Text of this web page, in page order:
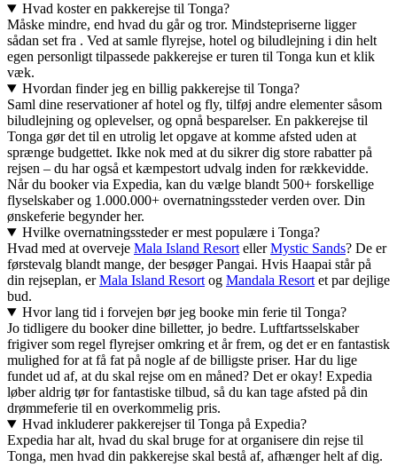
Hvad koster en pakkerejse til Tonga?
Måske mindre, end hvad du går og tror. Mindstepriserne ligger
sådan set fra . Ved at samle flyrejse, hotel og biludlejning i din helt
egen personligt tilpassede pakkerejse er turen til Tonga kun et klik
væk.
Hvordan finder jeg en billig pakkerejse til Tonga?
Saml dine reservationer af hotel og fly, tilføj andre elementer såsom
biludlejning og oplevelser, og opnå besparelser. En pakkerejse til
Tonga gør det til en utrolig let opgave at komme afsted uden at
sprænge budgettet. Ikke nok med at du sikrer dig store rabatter på
rejsen – du har også et kæmpestort udvalg inden for rækkevidde.
Når du booker via Expedia, kan du vælge blandt 500+ forskellige
flyselskaber og 1.000.000+ overnatningssteder verden over. Din
ønskeferie begynder her.
Hvilke overnatningssteder er mest populære i Tonga?
Hvad med at overveje Mala Island Resort ellerMystic Sands? De er
førstevalg blandt mange, der besøger Pangai. Hvis Haapai står på
din rejseplan, erMala Island Resort og Mandala Resort et par dejlige
bud.
Hvor lang tid i forvejen bør jeg booke min ferie til Tonga?
Jo tidligere du booker dine billetter, jo bedre. Luftfartsselskaber
frigiver som regel flyrejser omkring et år frem, og det er en fantastisk
mulighed for at få fat på nogle af de billigste priser. Har du lige
fundet ud af, at du skal rejse om en måned? Det er okay! Expedia
løber aldrig tør for fantastiske tilbud, så du kan tage afsted på din
drømmeferie til en overkommelig pris.
Hvad inkluderer pakkerejser til Tonga på Expedia?
Expedia har alt, hvad du skal bruge for at organisere din rejse til
Tonga, men hvad din pakkerejse skal bestå af, afhænger helt af dig.